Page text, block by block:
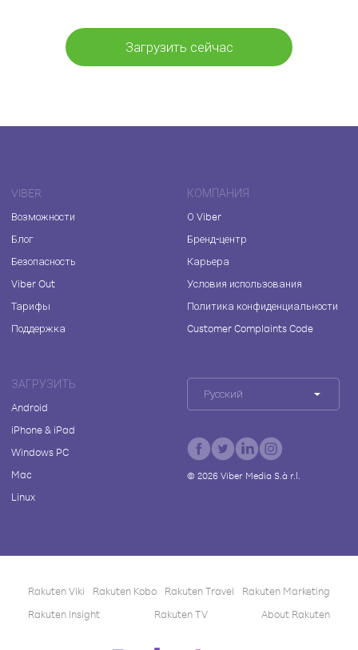
Загрузить сейчас
VIBER
Возможности
Блог
Безопасность
Viber Out
Тарифы
Поддержка
КОМПАНИЯ
О Viber
Бренд-центр
Карьера
Условия использования
Политика конфиденциальности
Customer Complaints Code
ЗАГРУЗИТЬ
Android
iPhone & iPad
Windows PC
Mac
Linux
Русский
© 2026Viber Media S.à r.l.
Rakuten Viki Rakuten Kobo Rakuten Travel
Rakuten Marketing
Rakuten Insight
Rakuten TV About Rakuten